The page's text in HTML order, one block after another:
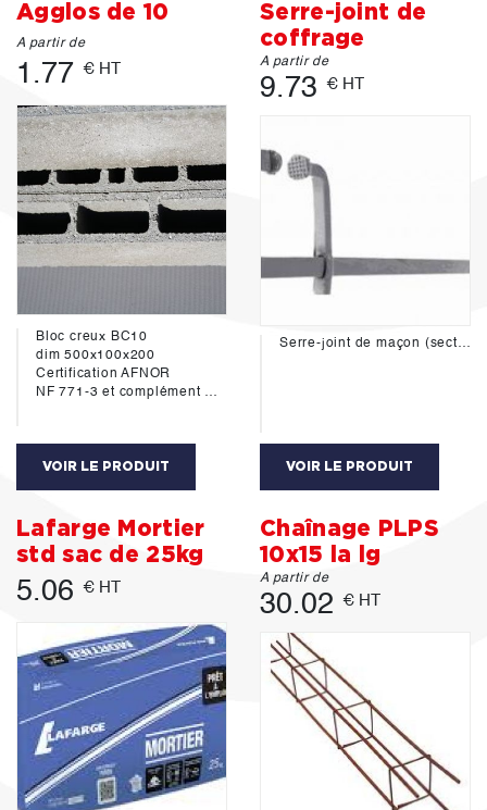
Agglos de 10
A partir de
1.77 € HT
Bloc creux BC10
dim 500x100x200
Certification AFNOR
NF 771-3 et complément NF 771-3/CN
VOIR LE PRODUIT
Serre-joint de
coffrage
A partir de
9.73 € HT
Serre-joint de maçon (section 30 x 8 mm) - Serrage 60 cm - Longueur 80 cm - Saillie 135 mm
VOIR LE PRODUIT
Lafarge Mortier
std sac de 25kg
5.06 € HT
Chaînage PLPS
10x15 la lg
A partir de
30.02 € HT